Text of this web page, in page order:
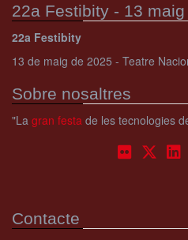
22a Festibity - 13
22a Festibity
13 de maig de 2025 - Teatre
Sobre nosaltres
"La gran festa de les tecnologies
Contacte